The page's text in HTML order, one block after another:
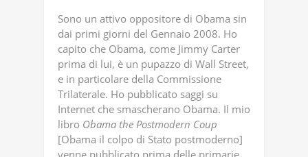
Sono un attivo oppositore di Obama sin
dai primi giorni del Gennaio 2008. Ho
capito che Obama, come Jimmy Carter
prima di lui, è un pupazzo di Wall Street,
e in particolare della Commissione
Trilaterale. Ho pubblicato saggi su
Internet che smascherano Obama. Il mio
libro Obama the Postmodern Coup
[Obama il colpo di Stato postmoderno]
venne pubblicato prima delle primarie